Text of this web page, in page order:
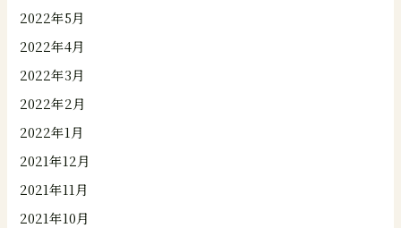
2022年5月
2022年4月
2022年3月
2022年2月
2022年1月
2021年12月
2021年11月
2021年10月